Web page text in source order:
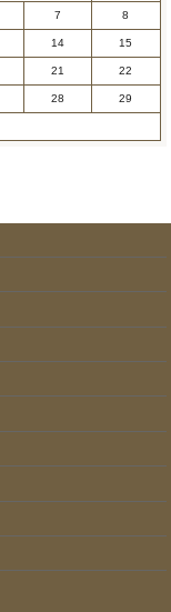
7 8
14 15
21 22
28 29